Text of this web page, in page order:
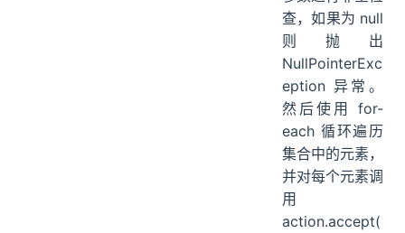
查，如果为 null
则抛出
NullPointerExc
eption 异常。
然后使用 for-
each 循环遍历
集合中的元素，
并对每个元素调
用
action.accept(